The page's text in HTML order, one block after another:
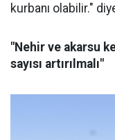
kurbanı olabilir."
"Nehir ve akarsu
sayısı artırılmalı"